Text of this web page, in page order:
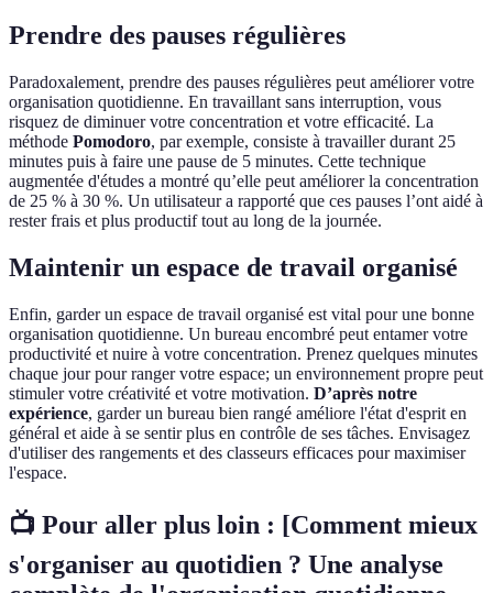
Prendre des pauses régulières
Paradoxalement, prendre des pauses régulières peut améliorer votre
organisation quotidienne. En travaillant sans interruption, vous
risquez de diminuer votre concentration et votre efficacité. La
méthode Pomodoro, par exemple, consiste à travailler durant 25
minutes puis à faire une pause de 5 minutes. Cette technique
augmentée d'études a montré qu’elle peut améliorer la concentration
de 25 % à 30 %. Un utilisateur a rapporté que ces pauses l’ont aidé à
rester frais et plus productif tout au long de la journée.
Maintenir un espace de travail organisé
Enfin, garder un espace de travail organisé est vital pour une bonne
organisation quotidienne. Un bureau encombré peut entamer votre
productivité et nuire à votre concentration. Prenez quelques minutes
chaque jour pour ranger votre espace; un environnement propre peut
stimuler votre créativité et votre motivation. D’après notre
expérience, garder un bureau bien rangé améliore l'état d'esprit en
général et aide à se sentir plus en contrôle de ses tâches. Envisagez
d'utiliser des rangements et des classeurs efficaces pour maximiser
l'espace.
📺 Pour aller plus loin : [Comment mieux
s'organiser au quotidien ? Une analyse